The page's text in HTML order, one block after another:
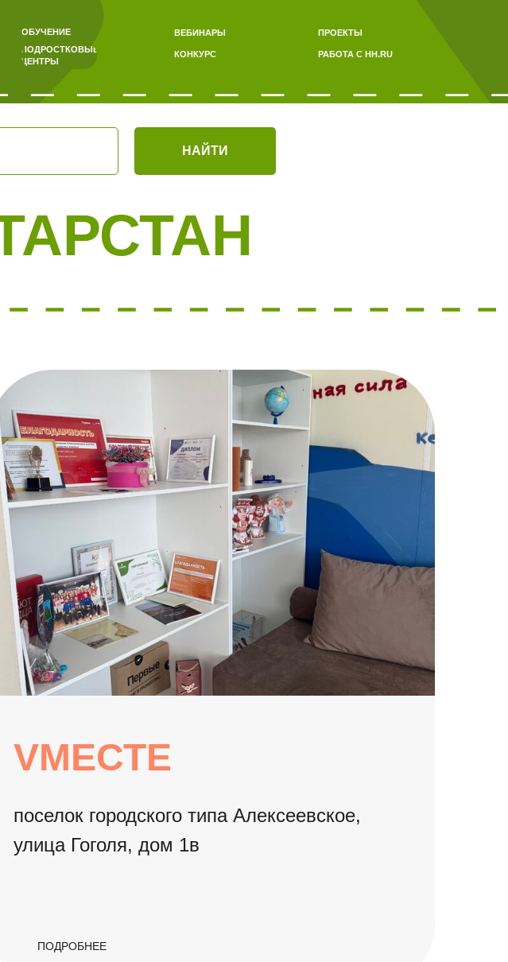
ОБУЧЕНИЕ
ПОДРОСТКОВЫЕ
ЦЕНТРЫ
ПРОЕКТЫ
КОНКУРС
ВЕБИНАРЫ
РАБОТА С HH.RU
НАЙТИ
VМЕСТЕ
поселок городского типа Алексеевское,
улица Гоголя, дом 1в
ПОДРОБНЕЕ